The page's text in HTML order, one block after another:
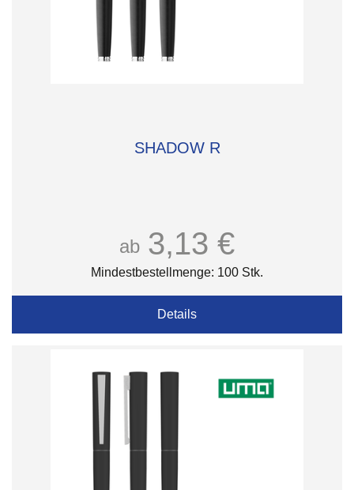
SHADOW R
ab 3,13 €
Mindestbestellmenge: 100 Stk.
Details